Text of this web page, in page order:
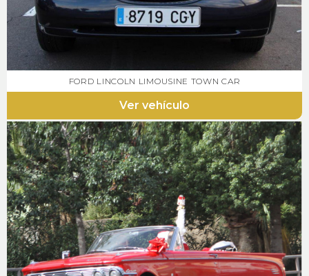
FORD LINCOLN LIMOUSINE TOWN CAR
Ver vehículo